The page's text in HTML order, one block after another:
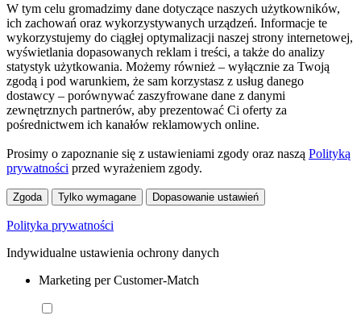
W tym celu gromadzimy dane dotyczące naszych użytkowników,
ich zachowań oraz wykorzystywanych urządzeń. Informacje te
wykorzystujemy do ciągłej optymalizacji naszej strony internetowej,
wyświetlania dopasowanych reklam i treści, a także do analizy
statystyk użytkowania. Możemy również – wyłącznie za Twoją
zgodą i pod warunkiem, że sam korzystasz z usług danego
dostawcy – porównywać zaszyfrowane dane z danymi
zewnętrznych partnerów, aby prezentować Ci oferty za
pośrednictwem ich kanałów reklamowych online.
Prosimy o zapoznanie się z ustawieniami zgody oraz naszą Polityką
prywatności przed wyrażeniem zgody.
Zgoda Tylko wymagane Dopasowanie ustawień
Polityka prywatności
Indywidualne ustawienia ochrony danych
Marketing per Customer-Match